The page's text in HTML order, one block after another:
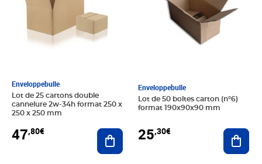
Enveloppebulle
Lot de 25 cartons double
cannelure 2w-34h format 250 x
250 x 250 mm
47,80€ Ajouter au panier
Enveloppebulle
Lot de 50 boîtes carton (n°6)
format 190x90x90 mm
25,30€